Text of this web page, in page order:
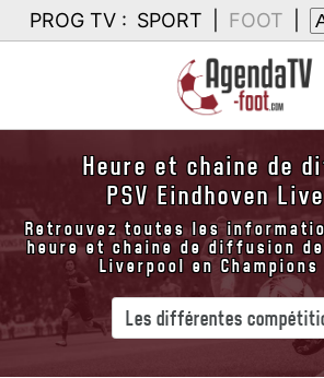
PROG TV : SPORT FOOT
Heure et chaine de
PSV Eindhoven
Retrouvez toutes les
heure et chaine de diffusion de
Liverpool en Champions